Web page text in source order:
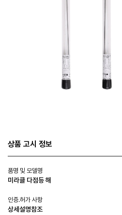
상품 고시 정보
품명 및 모델명
미라클 다점등 해
인증.허가 사항
상세설명참조